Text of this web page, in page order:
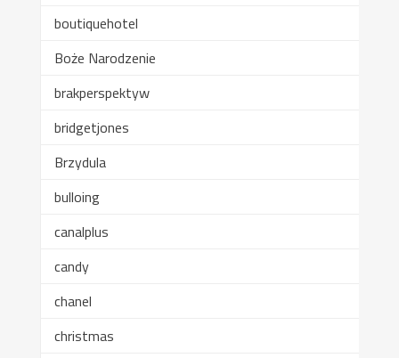
boutiquehotel
Boże Narodzenie
brakperspektyw
bridgetjones
Brzydula
bulloing
canalplus
candy
chanel
christmas